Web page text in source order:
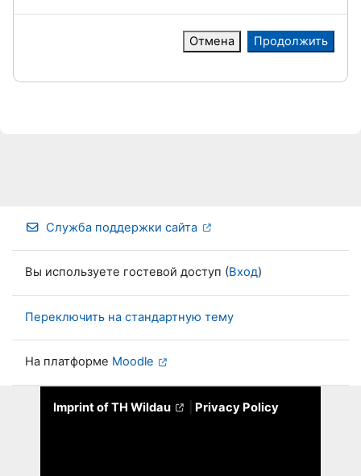
Отмена Продолжить
Служба поддержки сайта
Вы используете гостевой доступ (Вход)
Переключить на стандартную тему
На платформе Moodle
Imprint of TH Wildau Privacy Policy